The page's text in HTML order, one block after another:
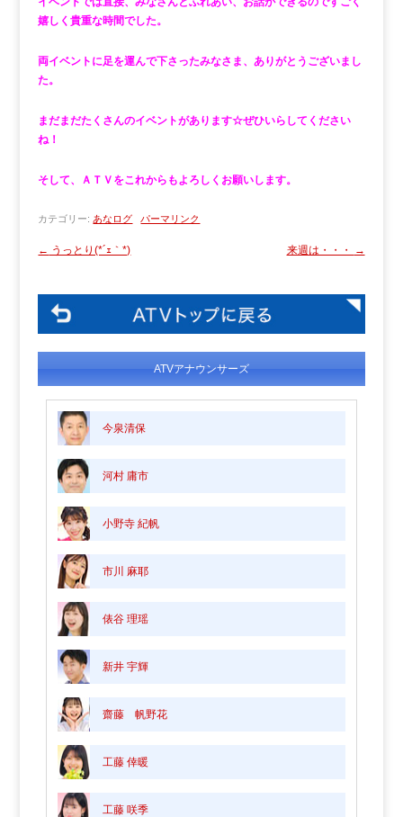
嬉しく貴重な時間でした。
両イベントに足を運んで下さったみなさま、ありがとうございまし
た。
まだまだたくさんのイベントがあります☆ぜひいらしてください
ね！
そして、ＡＴＶをこれからもよろしくお願いします。
カテゴリー: あなログ パーマリンク
← うっとり(*´ｪ｀*) 来週は・・・ →
ATVアナウンサーズ
今泉清保
河村 庸市
小野寺 紀帆
市川 麻耶
俵谷 理瑶
新井 宇輝
齋藤 帆野花
工藤 倖暖
工藤 咲季